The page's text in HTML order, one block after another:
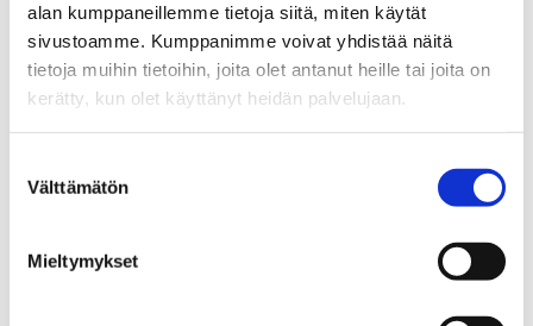
alan kumppaneillemme tietoja siitä, miten käytät
sivustoamme. Kumppanimme voivat yhdistää näitä
tietoja muihin tietoihin, joita olet antanut heille tai joita on
kerätty, kun olet käyttänyt heidän palvelujaan.
valinta
Välttämätön
Mieltymykset
Tiedotteet
Alkoholin toimitusmyynti
hyväksyttiin – Seuraukset osuvat
etenkin haavoittuvassa asemassa
oleviin
Heroiini palaamassa suomalaisille